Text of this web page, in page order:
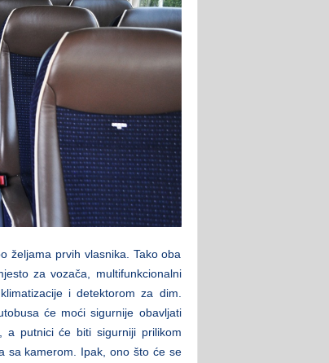
željama prvih vlasnika. Tako oba
za vozača, multifunkcionalni
i detektorom za dim.
će moći sigurnije obavljati
a putnici će biti sigurniji prilikom
sa kamerom. Ipak, ono što će se